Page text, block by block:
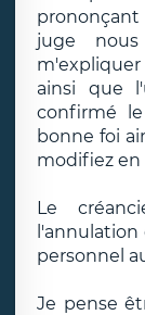
juge
ainsi que
confirmé
bonne foi
modifiez en
Le
personnel
Je pense